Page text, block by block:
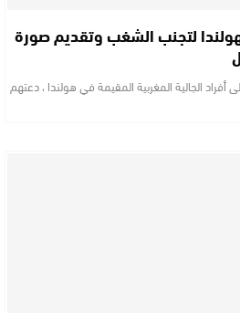
لتجنب الشغب وتقديم صورة
الجالية المغربية المقيمة في هولندا ، دعتهم